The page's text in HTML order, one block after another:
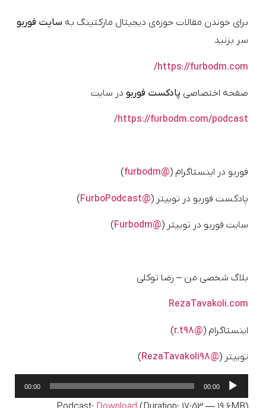
برای خوندن مقالات حوزه‌ی دیجیتال مارکتینگ به سایت فوربو
سر بزنید
https://furbodm.com/
صفحه اختصاصی پادکست فوربو در سایت
https://furbodm.com/podcast/
فوربو در اینستاگرام (@furbodm
)
پادکست فوربو در توییتر (@FurboPodcast
)
سایت فوربو در توییتر (@Furbodm
)
بلاگ شخصی من – رضا توکلی
RezaTavakoli.com
اینستاگرام (@r.t98
)
توییتر (@RezaTavakoli98
)
پخش‌کننده
صوت
00:00
00:00